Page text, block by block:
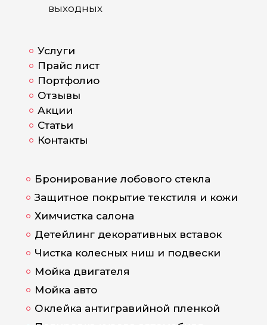
Услуги
Прайс лист
Портфолио
Отзывы
Акции
Статьи
Контакты
Бронирование лобового стекла
Защитное покрытие текстиля и кожи
Химчистка салона
Детейлинг декоративных вставок
Чистка колесных ниш и подвески
Мойка двигателя
Мойка авто
Оклейка антигравийной пленкой
выходных